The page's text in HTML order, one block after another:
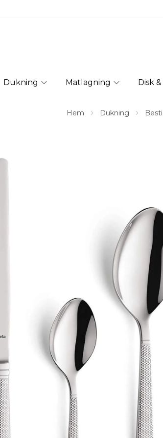
Dukning Matlagning Disk
Hem Dukning